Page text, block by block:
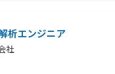
watch?v=A1klwk6z2Qw
る内部監査経験
内部監査経験
析エンジニア
社